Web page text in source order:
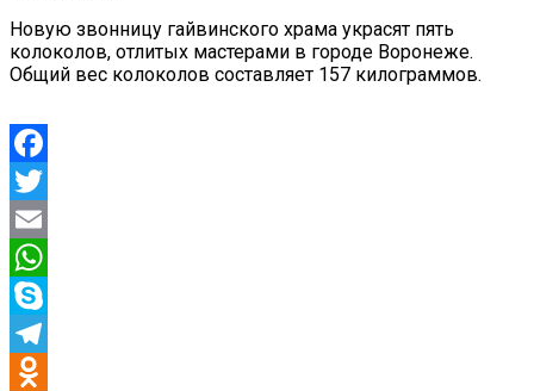
Новую звонницу гайвинского храма украсят пять
колоколов, отлитых мастерами в городе Воронеже.
Общий вес колоколов составляет 157 килограммов.
Facebook
Twitter
Email
WhatsApp
Skype
Telegram